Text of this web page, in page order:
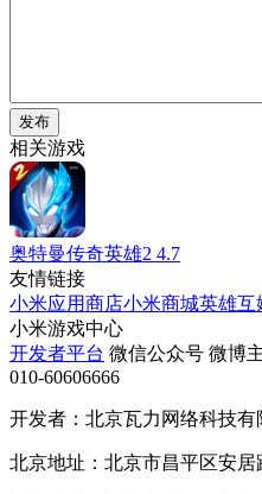
发布
相关游戏
奥特曼传奇英雄2 4.7
友情链接
小米应用商店小米商城英雄互
小米游戏中心
开发者平台 微信公众号 微博
010-60606666
开发者：北京瓦力网络科技有
北京地址：北京市昌平区安居